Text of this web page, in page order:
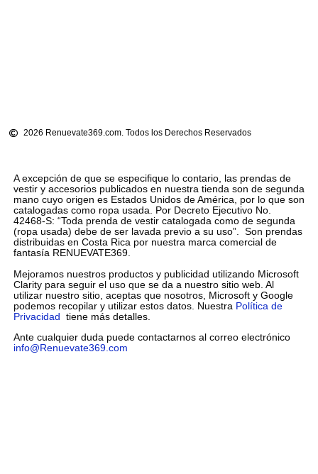
2026 Renuevate369.com. Todos los Derechos Reservados
A excepción de que se especifique lo contario, las prendas de
vestir y accesorios publicados en nuestra tienda son de segunda
mano cuyo origen es Estados Unidos de América, por lo que son
catalogadas como ropa usada. Por Decreto Ejecutivo No.
42468-S: “Toda prenda de vestir catalogada como de segunda
(ropa usada) debe de ser lavada previo a su uso”. Son prendas
distribuidas en Costa Rica por nuestra marca comercial de
fantasía RENUEVATE369.
Mejoramos nuestros productos y publicidad utilizando Microsoft
Clarity para seguir el uso que se da a nuestro sitio web. Al
utilizar nuestro sitio, aceptas que nosotros, Microsoft y Google
podemos recopilar y utilizar estos datos. Nuestra Política de
Privacidad tiene más detalles.
Ante cualquier duda puede contactarnos al correo electrónico
info@Renuevate369.com